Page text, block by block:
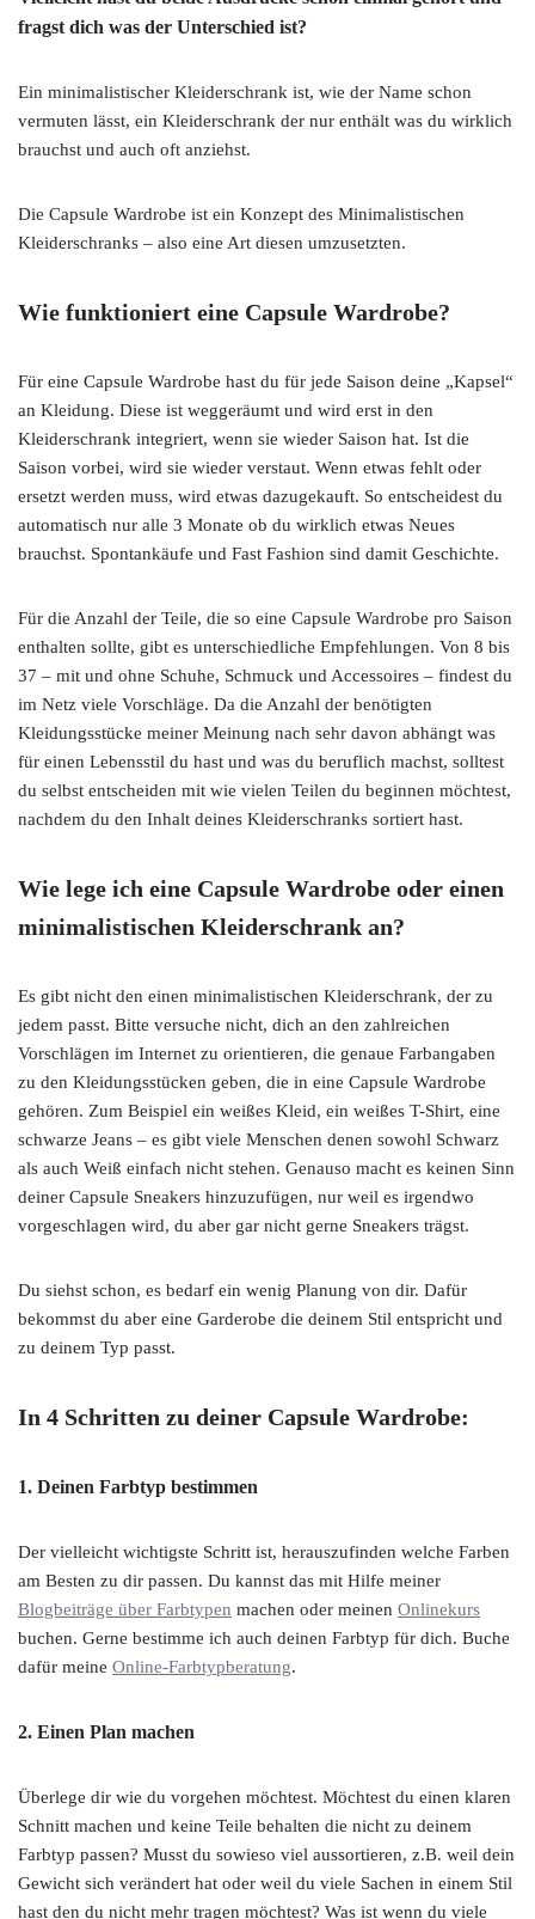
fragst dich was der Unterschied ist?
Ein minimalistischer Kleiderschrank ist, wie der Name schon
vermuten lässt, ein Kleiderschrank der nur enthält was du wirklich
brauchst und auch oft anziehst.
Die Capsule Wardrobe ist ein Konzept des Minimalistischen
Kleiderschranks – also eine Art diesen umzusetzten.
Wie funktioniert eine Capsule Wardrobe?
Für eine Capsule Wardrobe hast du für jede Saison deine „Kapsel“
an Kleidung. Diese ist weggeräumt und wird erst in den
Kleiderschrank integriert, wenn sie wieder Saison hat. Ist die
Saison vorbei, wird sie wieder verstaut. Wenn etwas fehlt oder
ersetzt werden muss, wird etwas dazugekauft. So entscheidest du
automatisch nur alle 3 Monate ob du wirklich etwas Neues
brauchst. Spontankäufe und Fast Fashion sind damit Geschichte.
Für die Anzahl der Teile, die so eine Capsule Wardrobe pro Saison
enthalten sollte, gibt es unterschiedliche Empfehlungen. Von 8 bis
37 – mit und ohne Schuhe, Schmuck und Accessoires – findest du
im Netz viele Vorschläge. Da die Anzahl der benötigten
Kleidungsstücke meiner Meinung nach sehr davon abhängt was
für einen Lebensstil du hast und was du beruflich machst, solltest
du selbst entscheiden mit wie vielen Teilen du beginnen möchtest,
nachdem du den Inhalt deines Kleiderschranks sortiert hast.
Wie lege ich eine Capsule Wardrobe oder einen
minimalistischen Kleiderschrank an?
Es gibt nicht den einen minimalistischen Kleiderschrank, der zu
jedem passt. Bitte versuche nicht, dich an den zahlreichen
Vorschlägen im Internet zu orientieren, die genaue Farbangaben
zu den Kleidungsstücken geben, die in eine Capsule Wardrobe
gehören. Zum Beispiel ein weißes Kleid, ein weißes T-Shirt, eine
schwarze Jeans – es gibt viele Menschen denen sowohl Schwarz
als auch Weiß einfach nicht stehen. Genauso macht es keinen Sinn
deiner Capsule Sneakers hinzuzufügen, nur weil es irgendwo
vorgeschlagen wird, du aber gar nicht gerne Sneakers trägst.
Du siehst schon, es bedarf ein wenig Planung von dir. Dafür
bekommst du aber eine Garderobe die deinem Stil entspricht und
zu deinem Typ passt.
In 4 Schritten zu deiner Capsule Wardrobe:
1. Deinen Farbtyp bestimmen
Der vielleicht wichtigste Schritt ist, herauszufinden welche Farben
am Besten zu dir passen. Du kannst das mit Hilfe meiner
Blogbeiträge über Farbtypen machen oder meinen Onlinekurs
buchen. Gerne bestimme ich auch deinen Farbtyp für dich. Buche
dafür meine Online-Farbtypberatung.
2. Einen Plan machen
Überlege dir wie du vorgehen möchtest. Möchtest du einen klaren
Schnitt machen und keine Teile behalten die nicht zu deinem
Farbtyp passen? Musst du sowieso viel aussortieren, z.B. weil dein
Gewicht sich verändert hat oder weil du viele Sachen in einem Stil
hast den du nicht mehr tragen möchtest? Was ist wenn du viele